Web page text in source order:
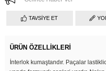
TAVSIYE ET
ÜRÜN ÖZELLIKLERI
İnterlok kumaştandır. Paçalar